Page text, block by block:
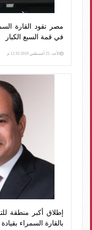
مصر تقود القارة
في قمة السبع الكبار
الأحد، 25 أغسطس 2019 12:33 م
إطلاق أكبر منطقة
بالقارة السمراء